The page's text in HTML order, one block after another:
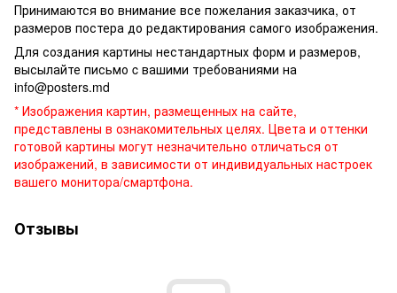
Принимаются во внимание все пожелания заказчика, от
размеров постера до редактирования самого изображения.
Для создания картины нестандартных форм и размеров,
высылайте письмо c вашими требованиями на
info@posters.md
* Изображения картин, размещенных на сайте,
представлены в ознакомительных целях. Цвета и оттенки
готовой картины могут незначительно отличаться от
изображений, в зависимости от индивидуальных настроек
вашего монитора/смартфона.
Отзывы